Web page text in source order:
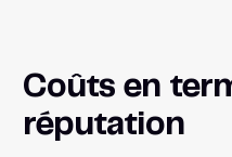
Coûts en
réputation